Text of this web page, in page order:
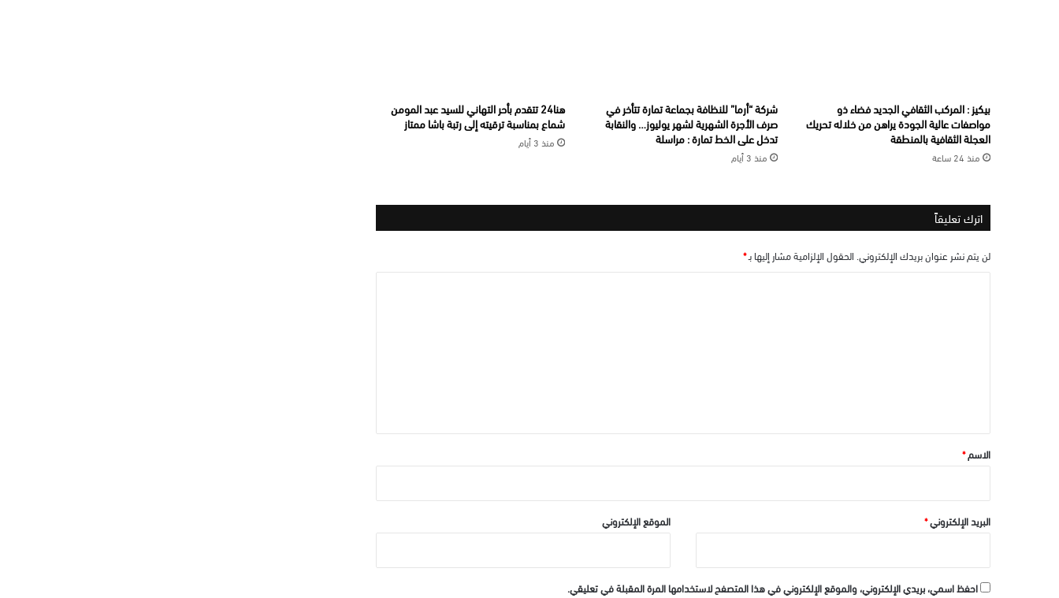
بيكيز : المركب الثقافي الجديد فضاء ذو
مواصفات عالية الجودة يراهن من خلاله تحريك
العجلة الثقافية بالمنطقة
منذ 24 ساعة
شركة “أرما” للنظافة بجماعة تمارة تتأخر في
صرف الأجرة الشهرية لشهر يوليوز… والنقابة
تدخل على الخط تمارة : مراسلة
منذ 3 أيام
هنا24 تتقدم بأحر التهاني للسيد عبد المومن
شماع بمناسبة ترقيته إلى رتبة باشا ممتاز
منذ 3 أيام
اترك تعليقاً
لن يتم نشر عنوان بريدك الإلكتروني. الحقول الإلزامية مشار إليها بـ*
*الاسم*
البريد الإلكتروني* الموقع الإلكتروني
احفظ اسمي، بريدي الإلكتروني، والموقع الإلكتروني في هذا المتصفح لاستخدامها المرة المقبلة في تعليقي.